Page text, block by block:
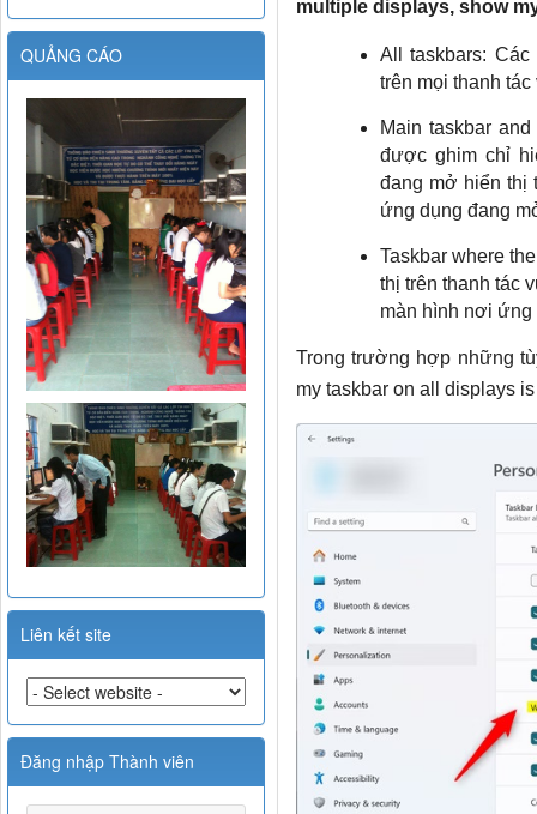
multiple displays, show
All taskbars:
trên mọi thanh
Main taskbar
được ghim chỉ
đang mở hiển thị
ứng dụng đang
Taskbar where
thị trên thanh tác
màn hình nơi
Trong trường hợp những
my taskbar on all displays
QUẢNG CÁO
Liên kết site
Đăng nhập Thành viên